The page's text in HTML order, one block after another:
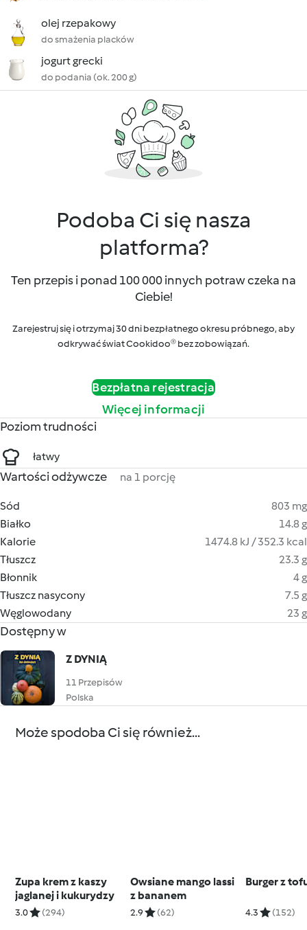
olej rzepakowy
do smażenia placków
jogurt grecki
do podania (ok. 200 g)
Podoba Ci się nasza
platforma?
Ten przepis i ponad 100 000 innych potraw czeka na
Ciebie!
Zarejestruj się i otrzymaj 30 dni bezpłatnego okresu próbnego, aby
odkrywać świat Cookidoo® bez zobowiązań.
Bezpłatna rejestracja
Więcej informacji
Poziom trudności
łatwy
Wartości odżywcze na 1 porcję
Sód
803 mg
Białko
14.8 g
Kalorie
1474.8 kJ / 352.3 kcal
Tłuszcz
23.3 g
Błonnik
4 g
Tłuszcz nasycony
7.5 g
Węglowodany
23 g
Dostępny w
Z DYNIĄ
11 Przepisów
Polska
Może spodoba Ci się również...
Zupa krem z kaszy
jaglanej i kukurydzy
3.0 (294)
Owsiane mango lassi
z bananem
2.9 (62)
Burger z
4.3 (152)